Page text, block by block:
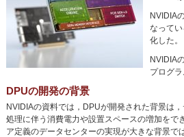
NVIDIA
なって
化した。
NVIDIA
プログ
DPUの開発の背景
NVIDIAの資料では，DPUが開発された背景は
処理に伴う消費電力や設置スペースの増加を
ア定義のデータセンターの実現が大きな背景